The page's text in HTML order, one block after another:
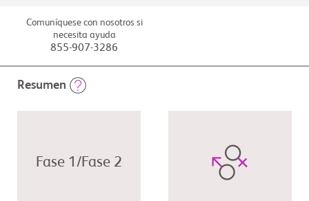
Comuníquese con nosotros si
necesita ayuda
855-907-3286
Resumen
Fase 1/Fase 2